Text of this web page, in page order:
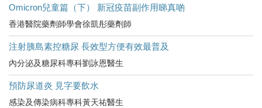
Omicron兒童篇（下） 新冠疫苗副作用睇真啲
香港醫院藥劑師學會徐凱彤藥劑師
注射胰島素控糖尿 長效型方便有效最普及
內分泌及糖尿科專科劉詠恩醫生
預防尿道炎 見字要飲水
感染及傳染病科專科黃天祐醫生